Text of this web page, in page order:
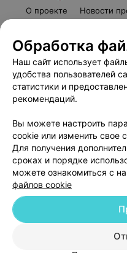
О проекте Новости
Пользовательское
Написать
Обработка
© 2026 ООО «Артокс Лаб», УНП
Служба
Обработка
Наш сайт использует
удобства пользователей
статистики и
рекомендаций.
Вы можете настроить
cookie или изменить свое
Для получения
сроках и порядке
можете ознакомиться с
файлов cookie